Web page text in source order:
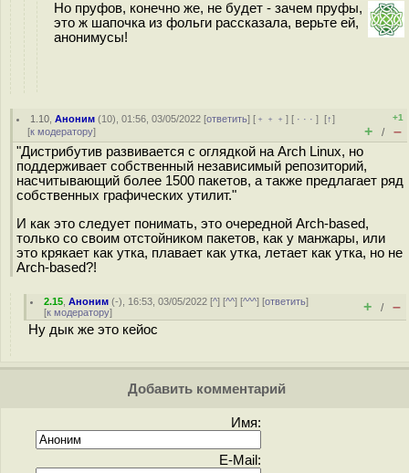
Но пруфов, конечно же, не будет - зачем пруфы,
это ж шапочка из фольги рассказала, верьте ей,
анонимусы!
1.10 ,Аноним (10), 01:56, 03/05/2022 [ответить] [ ﹢﹢﹢] [ · · ·][↑]
[к модератору]
+1
+ / –
"Дистрибутив развивается с оглядкой на Arch Linux, но
поддерживает собственный независимый репозиторий,
насчитывающий более 1500 пакетов, а также предлагает ряд
собственных графических утилит."
И как это следует понимать, это очередной Arch-based,
только со своим отстойником пакетов, как у манжары, или
это крякает как утка, плавает как утка, летает как утка, но не
Arch-based?!
2.15 ,Аноним (-), 16:53, 03/05/2022 [^] [^^] [^^^] [ответить]
[к модератору] + / –
Ну дык же это кейос
Добавить комментарий
Имя:
E-Mail: